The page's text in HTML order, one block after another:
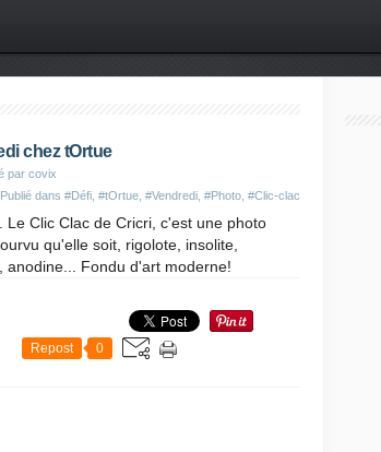
chez tOrtue
par covix
Publié dans #Défi #tOrtue #Vendredi #Photo #Clic-clac
Le Clic Clac de Cricri, c'est une photo
qu'elle soit, rigolote, insolite,
anodine... Fondu d'art moderne!
Repost 0